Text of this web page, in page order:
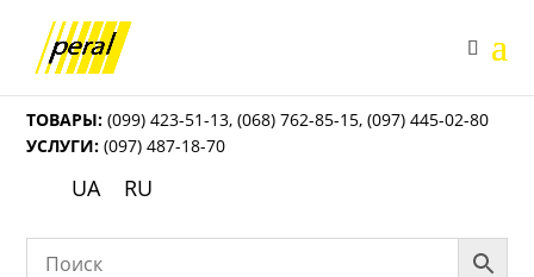
ТОВАРЫ: (099) 423-51-13,(068) 762-85-15,(097) 445-02-80
УСЛУГИ: (097) 487-18-70
UA RU